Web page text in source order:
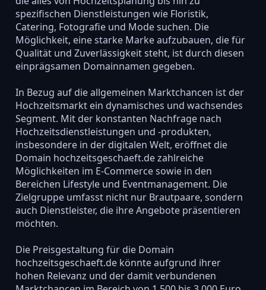
spezifischen Dienstleistungen wie Floristik,
Catering, Fotografie und Mode suchen. Die
Möglichkeit, eine starke Marke aufzubauen, die für
Qualität und Zuverlässigkeit steht, ist durch diesen
einprägsamen Domainnamen gegeben.
In Bezug auf die allgemeinen Marktchancen ist der
Hochzeitsmarkt ein dynamisches und wachsendes
Segment. Mit der konstanten Nachfrage nach
Hochzeitsdienstleistungen und -produkten,
insbesondere in der digitalen Welt, eröffnet die
Domain hochzeitsgeschaeft.de zahlreiche
Möglichkeiten im E-Commerce sowie in den
Bereichen Lifestyle und Eventmanagement. Die
Zielgruppe umfasst nicht nur Brautpaare, sondern
auch Dienstleister, die ihre Angebote präsentieren
möchten.
Die Preisgestaltung für die Domain
hochzeitsgeschaeft.de könnte aufgrund ihrer
hohen Relevanz und der damit verbundenen